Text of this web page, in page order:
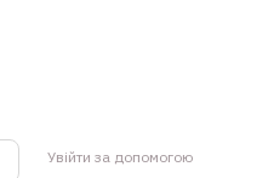
Увійти за допомогою